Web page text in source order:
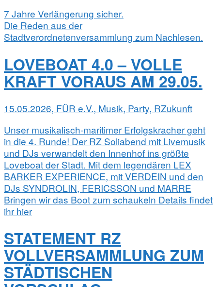
7 Jahre Verlängerung sicher.
Die Reden aus der
Stadtverordnetenversammlung zum Nachlesen.
LOVEBOAT 4.0 – VOLLE
KRAFT VORAUS AM 29.05.
15.05.2026, FÜR e.V., Musik, Party, RZukunft
Unser musikalisch-maritimer Erfolgskracher geht
in die 4. Runde! Der RZ Soliabend mit Livemusik
und DJs verwandelt den Innenhof ins größte
Loveboat der Stadt. Mit dem legendären LEX
BARKER EXPERIENCE, mit VERDEIN und den
DJs SYNDROLIN, FERICSSON und MARRE
Bringen wir das Boot zum schaukeln Details findet
ihr hier
STATEMENT RZ
VOLLVERSAMMLUNG ZUM
STÄDTISCHEN